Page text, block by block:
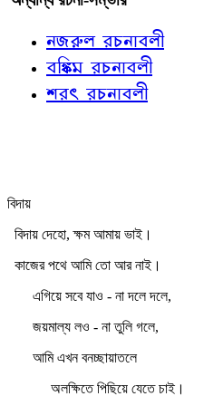
নজরুল রচনাবলী
বঙ্কিম রচনাবলী
শরৎ রচনাবলী
বিদায়
বিদায় দেহো, ক্ষম আমায় ভাই।
কাজের পথে আমি তো আর নাই।
এগিয়ে সবে যাও - না দলে দলে,
জয়মাল্য লও - না তুলি গলে,
আমি এখন বনচ্ছায়াতলে
অলক্ষিতে পিছিয়ে যেতে চাই।